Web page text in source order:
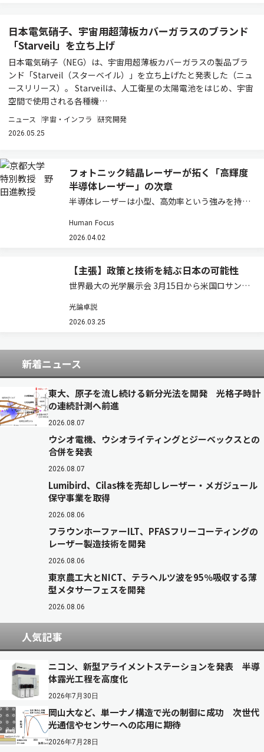
日本電気硝子、宇宙用超薄板カバーガラスのブランド
「Starveil」を立ち上げ
日本電気硝子（NEG）は、宇宙用超薄板カバーガラスの製品ブラ
ンド「Starveil（スターベイル）」を立ち上げたと発表した（ニュ
ースリリース）。 Starveilは、人工衛星の太陽電池をはじめ、宇宙
空間で使用される各種機…
ニュース 宇宙・インフラ 研究開発
2026.05.25
フォトニック結晶レーザーが拓く「高輝度
半導体レーザー」の次章
半導体レーザーは小型、高効率という強みを持つ
伸びないという壁があった。フォトニック結晶レ
ーザーはその常識を塗り替えつつある。その研究
の…
Human Focus
2026.04.02
【主張】政策と技術を結ぶ日本の可能性
世界最大の光学展示会 3月15日から米国ロサンゼ
Conference and Exhibition）が開幕する。通信
バブル崩壊後、存在感を失っていた同…
光論卓説
2026.03.25
新着ニュース
東大、原子を流し続ける新分光法を開発 光格子時計
の連続計測へ前進
2026.08.07
ウシオ電機、ウシオライティングとジーベックスとの
合併を発表
2026.08.07
Lumibird、Cilas株を売却しレーザー・メガジュール
保守事業を取得
2026.08.06
フラウンホーファーILT、PFASフリーコーティングの
レーザー製造技術を開発
2026.08.06
東京農工大とNICT、テラヘルツ波を95％吸収する薄
型メタサーフェスを開発
2026.08.06
人気記事
ニコン、新型アライメントステーションを発表 半導
体露光工程を高度化
2026年7月30日
岡山大など、単一ナノ構造で光の制御に成功 次世代
光通信やセンサーへの応用に期待
2026年7月28日